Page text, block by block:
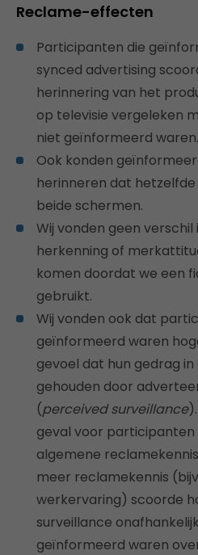
Reclame-effecten
Participanten die
synced advertising
herinnering van het
op televisie vergeleken
niet geïnformeerd waren.
Ook konden
herinneren dat
beide schermen.
Wij vonden geen
herkenning of
komen doordat we een
gebruikt.
Wij vonden ook dat
geïnformeerd waren
gevoel dat hun gedrag
gehouden door
(perceived surveillance
geval voor
algemene
meer reclamekennis
werkervaring) scoorde
surveillance
geïnformeerd waren